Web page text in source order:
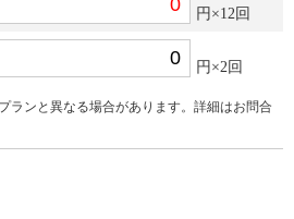
円×12回
円×2回
ランと異なる場合があります。詳細はお問合